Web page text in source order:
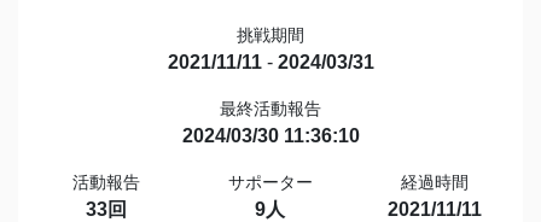
挑戦期間
2021/11/11- 2024/03/31
最終活動報告
2024/03/30 11:36:10
活動報告
33回
サポーター
9人
経過時間
2021/11/11